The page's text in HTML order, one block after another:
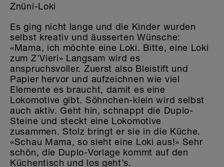
Znüni-Loki
Es ging nicht lange und die Kinder wurden
selbst kreativ und äusserten Wünsche:
«Mama, ich möchte eine Loki. Bitte, eine Loki
zum Z’Vieri» Langsam wird es
anspruchsvoller. Zuerst also Bleistift und
Papier hervor und aufzeichnen wie viel
Elemente es braucht, damit es eine
Lokomotive gibt. Söhnchen-klein wird selbst
auch aktiv. Geht hin, schnappt die Duplo-
Steine und steckt eine Lokomotive
zusammen. Stolz bringt er sie in die Küche.
«Schau Mama, so sieht eine Loki aus!» Sehr
schön, die Duplo-Vorlage kommt auf den
Küchentisch und los geht’s.